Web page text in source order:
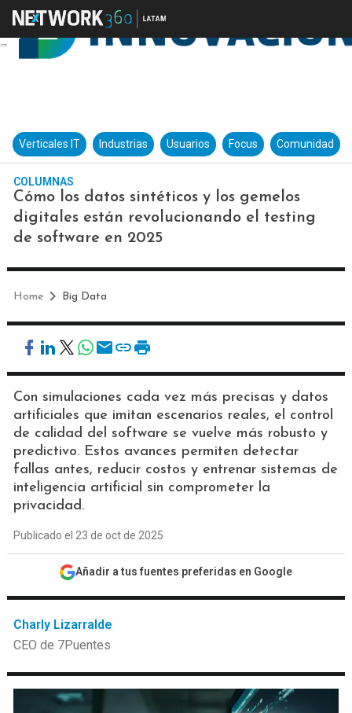
Verticales IT Industrias Usuarios Focus Comunidad
COLUMNAS
Cómo los datos sintéticos y los gemelos
digitales están revolucionando el testing
de software en 2025
Home Big Data
Con simulaciones cada vez más precisas y datos
artificiales que imitan escenarios reales, el control
de calidad del software se vuelve más robusto y
predictivo. Estos avances permiten detectar
fallas antes, reducir costos y entrenar sistemas de
inteligencia artificial sin comprometer la
privacidad.
Publicado el 23 de oct de 2025
Añadir a tus fuentes preferidas en Google
Charly Lizarralde
CEO de 7Puentes